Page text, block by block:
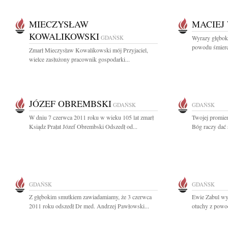
MIECZYSŁAW
KOWALIKOWSKI GDAŃSK
Zmarł Mieczysław Kowalikowski mój Przyjaciel,
wielce zasłużony pracownik gospodarki...
MACIEJ
Wyrazy
powodu
JÓZEF OBREMBSKI GDAŃSK
W dniu 7 czerwca 2011 roku w wieku 105 lat zmarł
Ksiądz Prałat Józef Obrembski Odszedł od...
GDAŃSK
Twojej
Bóg raczy dać
GDAŃSK
Z głębokim smutkiem zawiadamiamy, że 3 czerwca
2011 roku odszedł Dr med. Andrzej Pawłowski...
GDAŃSK
Ewie Zabul
otuchy z